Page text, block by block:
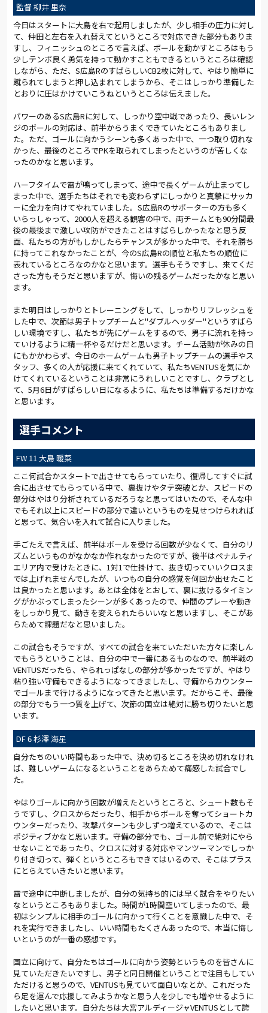
監督 柳井 里奈
今日はスタートに大島を右で起用しましたが、少し相手の圧力に対し
て、仲田と左右を入れ替えてというところで対応できた部分もありま
すし、フィニッシュのところで言えば、ボールを動かすところはもう
少しテンポ良く勇気を持って動かすこともできるというところは確認
しながら、ただ、S広島RのすばらしいCB2枚に対して、やはり簡単に
蹴られてしまうと押し込まれてしまうから、そこはしっかり準備した
とおりに圧はかけていこうねというところは伝えました。
パワーのあるS広島Rに対して、しっかり空中戦であったり、長いレン
ジのボールの対応は、前半からうまくできていたところもありまし
た。ただ、ゴールに向かうシーンも多くあった中で、一つ取り切れな
かった、最後のところでPKを取られてしまったというのが苦しくな
ったのかなと思います。
ハーフタイムで雷が鳴ってしまって、途中で長くゲームが止まってし
まった中で、選手たちはそれでも変わらずにしっかりと真摯にサッカ
ーに全力を向けてやれていました。S広島Rのサポーターの方も多く
いらっしゃって、2000人を超える観客の中で、両チームとも90分間最
後の最後まで激しい攻防ができたことはすばらしかったなと思う反
面、私たちの方がもしかしたらチャンスが多かった中で、それを勝ち
に持ってこれなかったことが、今のS広島Rの順位と私たちの順位に
表れているところなのかなと思います。選手もそうですし、来てくだ
さった方もそうだと思いますが、悔いの残るゲームだったかなと思い
ます。
また明日はしっかりとトレーニングをして、しっかりリフレッシュを
した中で、次節は男子トップチームと"ダブルヘッダー"というすばら
しい環境ですし、私たちが先にゲームをするので、男子に流れを持っ
ていけるように精一杯やるだけだと思います。チーム活動が休みの日
にもかかわらず、今日のホームゲームも男子トップチームの選手やス
タッフ、多くの人が応援に来てくれていて、私たちVENTUSを気にか
けてくれているということは非常にうれしいことですし、クラブとし
て、5月6日がすばらしい日になるように、私たちは準備するだけかな
と思います。
選手コメント
FW 11 大島 暖菜
ここ何試合かスタートで出させてもらっていたり、復帰してすぐに試
合に出させてもらっている中で、裏抜けやタテ突破とか、スピードの
部分はやはり分析されているだろうなと思ってはいたので、そんな中
でもそれ以上にスピードの部分で違いというものを見せつけられれば
と思って、気合いを入れて試合に入りました。
手ごたえで言えば、前半はボールを受ける回数が少なくて、自分のリ
ズムというものがなかなか作れなかったのですが、後半はペナルティ
エリア内で受けたときに、1対1で仕掛けて、抜き切っていいクロスま
では上げれませんでしたが、いつもの自分の感覚を何回か出せたこと
は良かったと思います。あとは全体をとおして、裏に抜けるタイミン
グがかぶってしまったシーンが多くあったので、仲間のプレーや動き
をしっかり見て、動きを変えられたらいいなと思いますし、そこがあ
らためて課題だなと思いました。
この試合もそうですが、すべての試合を来ていただいた方々に楽しん
でもらうということは、自分の中で一番にあるものなので、前半戦の
VENTUSだったら、やられっぱなしの部分が多かったですが、やはり
粘り強い守備もできるようになってきましたし、守備からカウンター
でゴールまで行けるようになってきたと思います。だからこそ、最後
の部分でもう一つ質を上げて、次節の国立は絶対に勝ち切りたいと思
います。
DF 6 杉澤 海星
自分たちのいい時間もあった中で、決め切るところを決め切れなけれ
ば、難しいゲームになるということをあらためて痛感した試合でし
た。
やはりゴールに向かう回数が増えたというところと、シュート数もそ
うですし、クロスからだったり、相手からボールを奪ってショートカ
ウンターだったり、攻撃パターンも少しずつ増えているので、そこは
ポジティブかなと思います。守備の部分でも、ゴール前で絶対にやら
せないことであったり、クロスに対する対応やマンツーマンでしっか
り付き切って、弾くというところもできてはいるので、そこはプラス
にとらえていきたいと思います。
雷で途中に中断しましたが、自分の気持ち的には早く試合をやりたい
なというところもありました。時間が1時間空いてしまったので、最
初はシンプルに相手のゴールに向かって行くことを意識した中で、そ
れを実行できましたし、いい時間もたくさんあったので、本当に悔し
いというのが一番の感想です。
国立に向けて、自分たちはゴールに向かう姿勢というものを皆さんに
見ていただきたいですし、男子と同日開催ということで注目もしてい
ただけると思うので、VENTUSも見ていて面白いなとか、これだった
ら足を運んで応援してみようかなと思う人を少しでも増やせるように
したいと思います。自分たちは大宮アルディージャVENTUSとして誇